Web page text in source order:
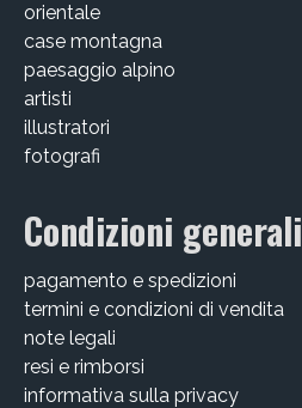
Susanna Galfrè
Valentina Caldarella
Fotografi
PORTFOLIO
CHI SIAMO
CONTATTI
GUIDA ALL’ACQUISTO
orientale
case montagna
paesaggio alpino
artisti
illustratori
fotografi
Condizioni generali
pagamento e spedizioni
termini e condizioni di vendita
note legali
resi e rimborsi
informativa sulla privacy